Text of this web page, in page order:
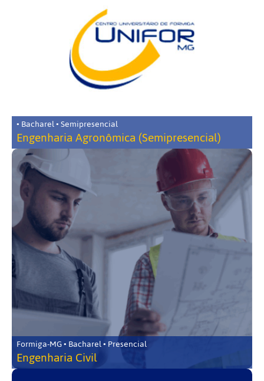
• Bacharel • Semipresencial
Engenharia Agronômica (Semipresencial)
Formiga-MG • Bacharel • Presencial
Engenharia Civil